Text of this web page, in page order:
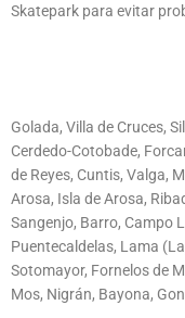
Skatepark para evitar
Golada, Villa de Cruces,
Cerdedo-Cotobade,
de Reyes, Cuntis, Valga,
Arosa, Isla de Arosa,
Sangenjo, Barro, Campo
Puentecaldelas, Lama
Sotomayor, Fornelos de
Mos, Nigrán, Bayona,